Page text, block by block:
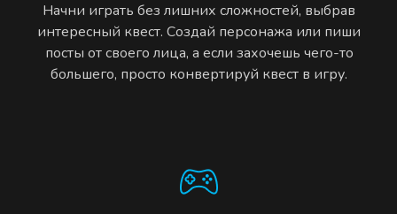
Начни играть без лишних сложностей, выбрав
интересный квест. Создай персонажа или пиши
посты от своего лица, а если захочешь чего-то
большего, просто конвертируй квест в игру.